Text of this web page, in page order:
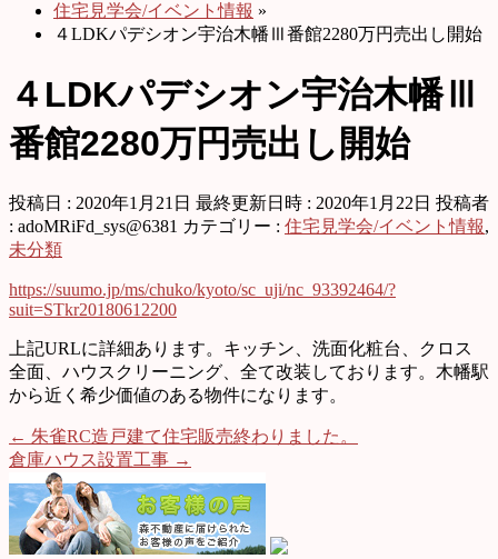
住宅見学会/イベント情報 »
４LDKパデシオン宇治木幡Ⅲ番館2280万円売出し開始
４LDKパデシオン宇治木幡Ⅲ
番館2280万円売出し開始
投稿日 : 2020年1月21日 最終更新日時 : 2020年1月22日 投稿者
: adoMRiFd_sys@6381 カテゴリー : 住宅見学会/イベント情報,
未分類
https://suumo.jp/ms/chuko/kyoto/sc_uji/nc_93392464/?
suit=STkr20180612200
上記URLに詳細あります。キッチン、洗面化粧台、クロス
全面、ハウスクリーニング、全て改装しております。木幡駅
から近く希少価値のある物件になります。
← 朱雀RC造戸建て住宅販売終わりました。
倉庫ハウス設置工事 →